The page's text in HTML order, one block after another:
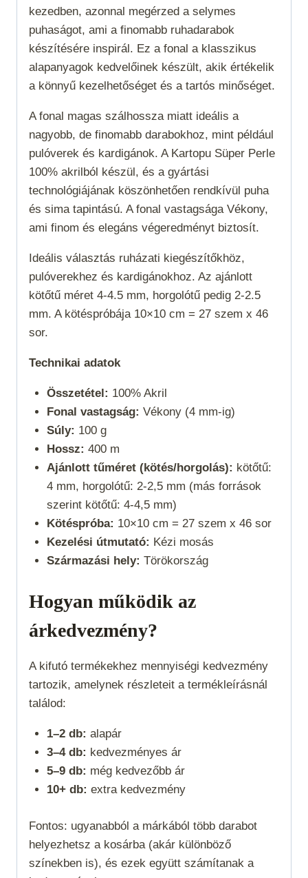
kezedben, azonnal megérzed a selymes
puhaságot, ami a finomabb ruhadarabok
készítésére inspirál. Ez a fonal a klasszikus
alapanyagok kedvelőinek készült, akik értékelik
a könnyű kezelhetőséget és a tartós minőséget.
A fonal magas szálhossza miatt ideális a
nagyobb, de finomabb darabokhoz, mint például
pulóverek és kardigánok. A Kartopu Süper Perle
100% akrilból készül, és a gyártási
technológiájának köszönhetően rendkívül puha
és sima tapintású. A fonal vastagsága Vékony,
ami finom és elegáns végeredményt biztosít.
Ideális választás ruházati kiegészítőkhöz,
pulóverekhez és kardigánokhoz. Az ajánlott
kötőtű méret 4-4.5 mm, horgolótű pedig 2-2.5
mm. A kötéspróbája 10×10 cm = 27 szem x 46
sor.
Technikai adatok
Összetétel: 100% Akril
Fonal vastagság: Vékony (4 mm-ig)
Súly: 100 g
Hossz: 400 m
Ajánlott tűméret (kötés/horgolás): kötőtű:
4 mm, horgolótű: 2-2,5 mm (más források
szerint kötőtű: 4-4,5 mm)
Kötéspróba: 10×10 cm = 27 szem x 46 sor
Kezelési útmutató: Kézi mosás
Származási hely: Törökország
Hogyan működik az
árkedvezmény?
A kifutó termékekhez mennyiségi kedvezmény
tartozik, amelynek részleteit a termékleírásnál
találod:
1–2 db: alapár
3–4 db: kedvezményes ár
5–9 db: még kedvezőbb ár
10+ db: extra kedvezmény
Fontos: ugyanabból a márkából több darabot
helyezhetsz a kosárba (akár különböző
színekben is), és ezek együtt számítanak a